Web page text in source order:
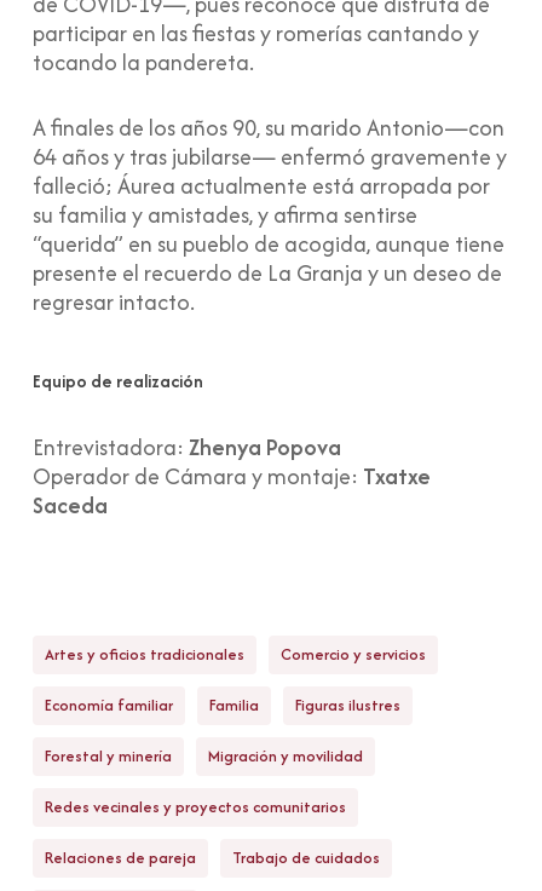
participar en las fiestas y romerías cantando y
tocando la pandereta.
A finales de los años 90, su marido Antonio—con
64 años y tras jubilarse— enfermó gravemente y
falleció; Áurea actualmente está arropada por
su familia y amistades, y afirma sentirse
“querida” en su pueblo de acogida, aunque tiene
presente el recuerdo de La Granja y un deseo de
regresar intacto.
Equipo de realización
Entrevistadora: Zhenya Popova
Operador de Cámara y montaje: Txatxe
Saceda
Artes y oficios tradicionales Comercio y servicios
Economía familiar Familia Figuras ilustres
Forestal y minería Migración y movilidad
Redes vecinales y proyectos comunitarios
Relaciones de pareja Trabajo de cuidados